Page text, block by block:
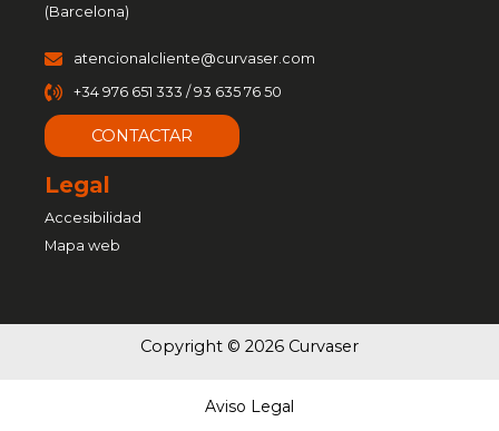
(Barcelona)
atencionalcliente@curvaser.com
+34 976 651 333 / 93 635 76 50
CONTACTAR
Legal
Accesibilidad
Mapa web
Copyright © 2026 Curvaser
Aviso Legal